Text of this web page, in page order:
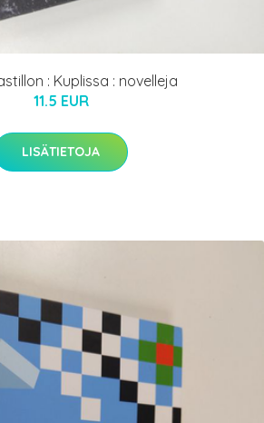
: Kuplissa : novelleja
11.5 EUR
LISÄTIETOJA